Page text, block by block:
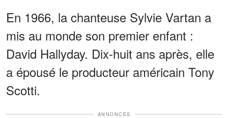
En 1966, la chanteuse Sylvie Vartan a
mis au monde son premier enfant :
David Hallyday. Dix-huit ans après, elle
a épousé le producteur américain Tony
Scotti.
ANNONCES